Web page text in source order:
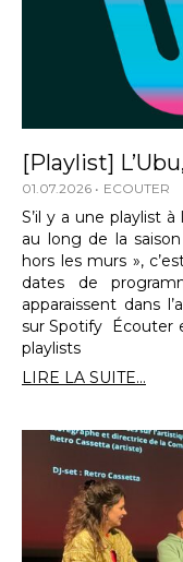
[Playlist]
01.07.2026 ECOUTER
S’il y a une playlist
au long de la
hors les murs »,
dates de
apparaissent dans
sur Spotify Écouter
playlists
LIRE LA SUITE...